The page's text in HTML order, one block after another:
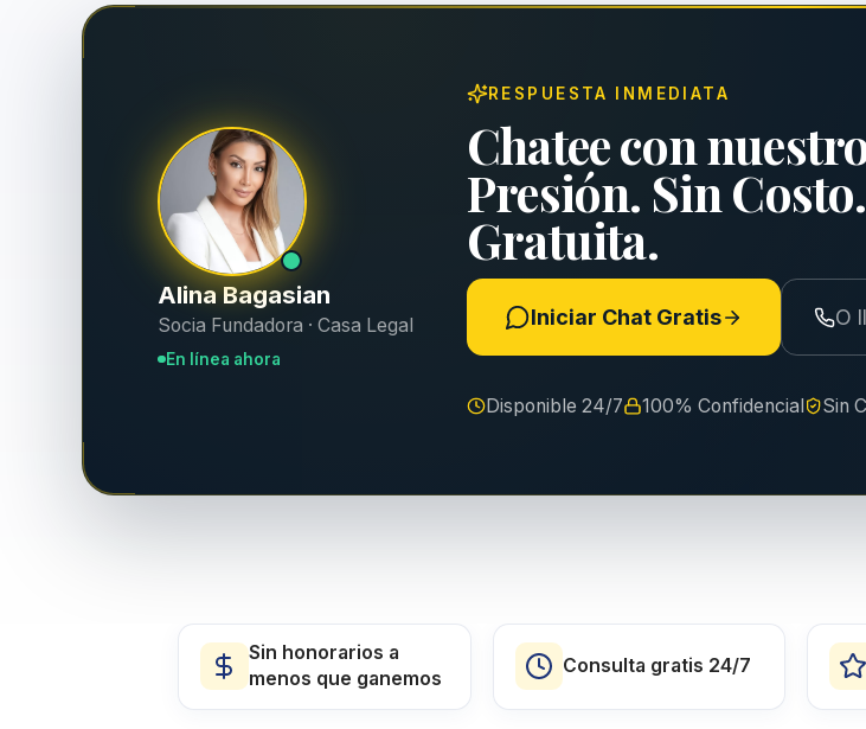
Alina Bagasian
Socia Fundadora · Casa Legal
En línea ahora
RESPUESTA INMEDIATA
Chatee con
Presión. Sin
Gratuita.
Iniciar Chat Gratis O
Disponible 24/7 100% Confidencial Sin
Sin honorarios a
menos que ganemos
Consulta gratis 24/7